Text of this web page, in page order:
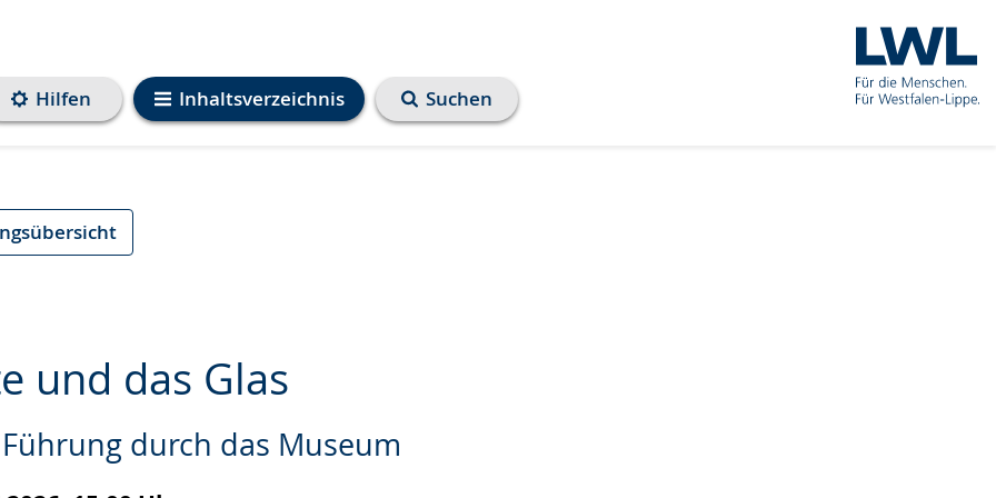
Inhaltsverzeichnis
Hilfen Suchen
und das Glas
durch das Museum